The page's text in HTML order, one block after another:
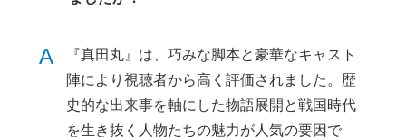
A
『真田丸』は、巧みな脚本と豪華なキャスト
陣により視聴者から高く評価されました。歴
史的な出来事を軸にした物語展開と戦国時代
を生き抜く人物たちの魅力が人気の要因で